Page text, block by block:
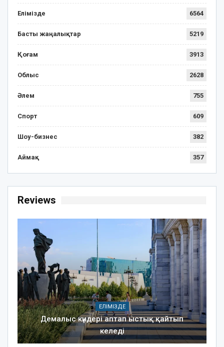
Елімізде 6564
Басты жаңалықтар 5219
Қоғам 3913
Облыс 2628
Әлем 755
Спорт 609
Шоу-бизнес 382
Аймақ 357
Reviews
ЕЛІМІЗДЕ
Демалыс күндері аптап ыстық қайтып
келеді